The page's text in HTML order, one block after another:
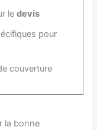
le devis
pour
couverture
la bonne